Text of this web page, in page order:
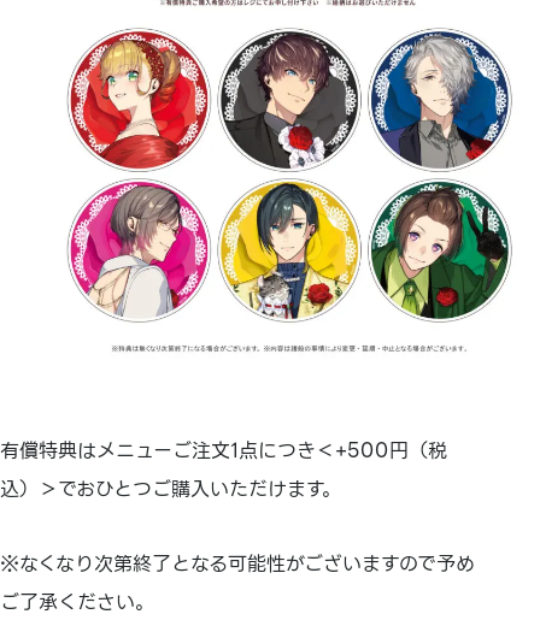
有償特典はメニューご注文1点につき＜+500円（税
込）＞でおひとつご購入いただけます。
※なくなり次第終了となる可能性がございますので予め
ご了承ください。